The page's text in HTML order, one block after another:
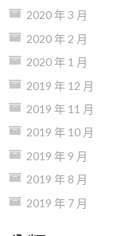
2020 年 3 月
2020 年 2 月
2020 年 1 月
2019 年 12 月
2019 年 11 月
2019 年 10 月
2019 年 9 月
2019 年 8 月
2019 年 7 月